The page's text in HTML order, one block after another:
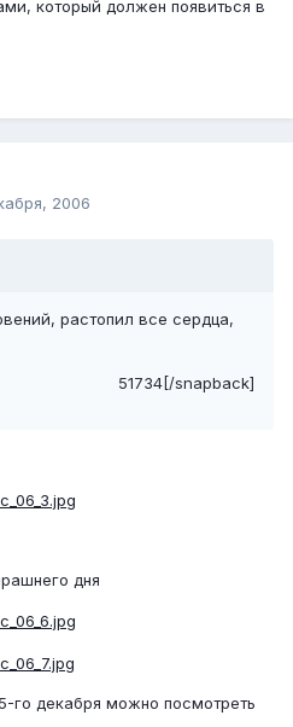
который должен появиться в
2006
растопил все сердца,
51734[/snapback]
дня
го декабря можно посмотреть